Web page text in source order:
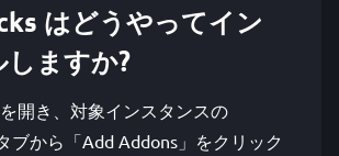
はどうやってイン
しますか?
開き、対象インスタンスの
ブから「Add Addons」をクリック